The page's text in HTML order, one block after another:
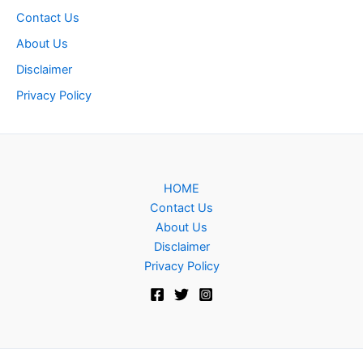
Contact Us
About Us
Disclaimer
Privacy Policy
HOME
Contact Us
About Us
Disclaimer
Privacy Policy